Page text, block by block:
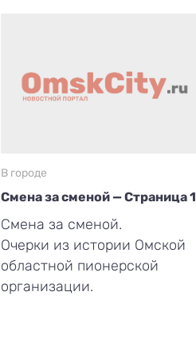
В городе
Смена за сменой — Страница 1
Смена за сменой.
Очерки из истории Омской
областной пионерской
организации.